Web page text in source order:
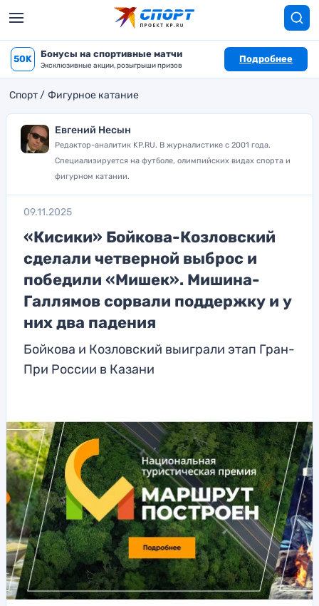
50K Бонусы на спортивные матчи
Эксклюзивные акции, розыгрыши призов
Подробнее
Спорт Фигурное катание
Евгений Несын
Редактор-аналитик KP.RU. В журналистике с 2001 года.
Специализируется на футболе, олимпийских видах спорта и
фигурном катании.
09.11.2025
«Кисики» Бойкова-Козловский
сделали четверной выброс и
победили «Мишек». Мишина-
Галлямов сорвали поддержку и у
них два падения
Бойкова и Козловский выиграли этап Гран-
При России в Казани